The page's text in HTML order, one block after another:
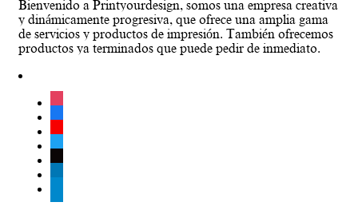
Bienvenido a Printyourdesign, somos una empresa creativa
y dinámicamente progresiva, que ofrece una amplia gama
de servicios y productos de impresión. También ofrecemos
productos ya terminados que puede pedir de inmediato.
instagram
facebook
youtube
twitter
tiktok